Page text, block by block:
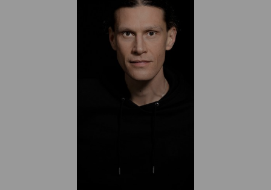
Gerhart Hauptmanns »Die Ratten« zu erleben, in »Die
Jagd« und in »Drei ostdeutsche Frauen betrinken sich und
gründen den idealen Staat«.
Immer wieder unternimmt Fanny Staffa zudem Ausflüge in
das Regiefach. 2020 dramatisierte und inszenierte sie den
Roman »Der unsichtbare Apfel« von Robert Gwisdek.
Beim Lausitz Festival 2023 übernahm sie in der
vielbeachteten szenischen Lesung des Briefwechsels von